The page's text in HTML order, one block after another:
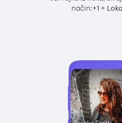
način:+1 +